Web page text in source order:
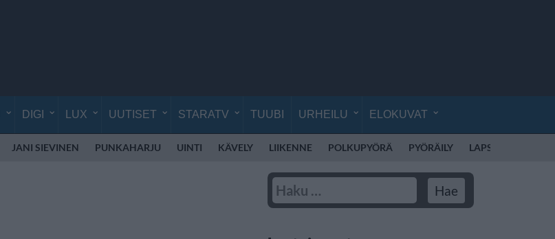
DIGI LUX UUTISET STARATV TUUBI URHEILU ELOKUVAT
JANI SIEVINEN PUNKAHARJU UINTI KÄVELY LIIKENNE POLKUPYÖRÄ PYÖRÄILY LAPSET